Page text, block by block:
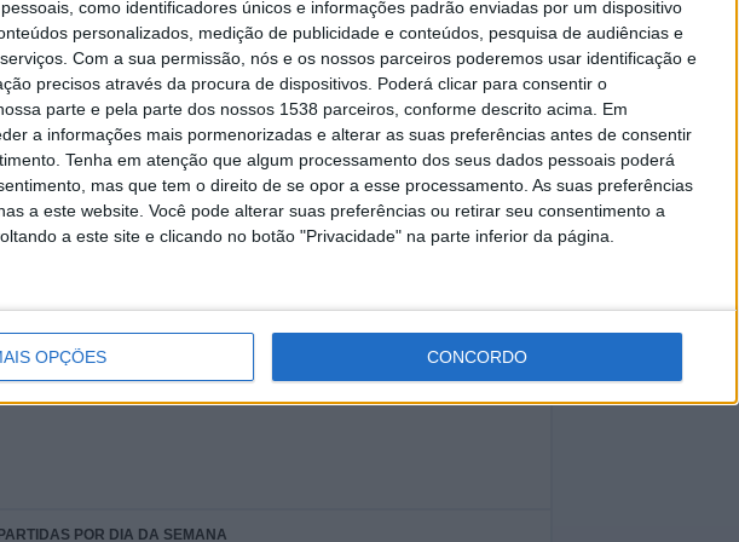
como identificadores únicos e informações padrão enviadas por um dispositivo
personalizados, medição de publicidade e conteúdos, pesquisa de audiências e
Com a sua permissão, nós e os nossos parceiros poderemos usar identificação e
precisos através da procura de dispositivos. Poderá clicar para consentir o
parte e pela parte dos nossos 1538 parceiros, conforme descrito acima. Em
a informações mais pormenorizadas e alterar as suas preferências antes de consentir
Tenha em atenção que algum processamento dos seus dados pessoais poderá
mas que tem o direito de se opor a esse processamento. As suas preferências
a este website. Você pode alterar suas preferências ou retirar seu consentimento a
a este site e clicando no botão "Privacidade" na parte inferior da página.
OPÇÕES CONCORDO
TOTAL
12
RIVAIS
MÁXIMO
4
VS O. Lyonnais
Feminino
TOTAL
2
COMPETIÇÕES
Division 1 Women
23 (92%)
POR DIA DA SEMANA